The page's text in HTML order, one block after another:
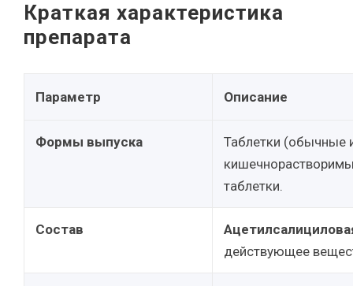
Краткая характеристика
препарата
Параметр Описание
Формы выпуска
Таблетки (обычные
таблетки.
Состав
действующее